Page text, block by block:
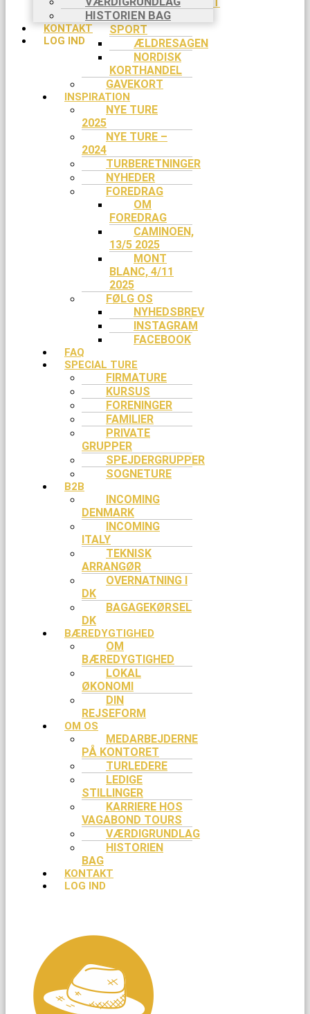
HISTORIEN BAG
KONTAKT
LOG IND
SPEJDER
SPORT
ÆLDRESAGEN
NORDISK
KORTHANDEL
GAVEKORT
INSPIRATION
NYE TURE
2025
NYE TURE –
2024
TURBERETNINGER
NYHEDER
FOREDRAG
OM
FOREDRAG
CAMINOEN,
13/5 2025
MONT
BLANC, 4/11
2025
FØLG OS
NYHEDSBREV
INSTAGRAM
FACEBOOK
FAQ
SPECIAL TURE
FIRMATURE
KURSUS
FORENINGER
FAMILIER
PRIVATE
GRUPPER
SPEJDERGRUPPER
SOGNETURE
B2B
INCOMING
DENMARK
INCOMING
ITALY
TEKNISK
ARRANGØR
OVERNATNING I
DK
BAGAGEKØRSEL
DK
BÆREDYGTIGHED
OM
BÆREDYGTIGHED
LOKAL
ØKONOMI
DIN
REJSEFORM
OM OS
MEDARBEJDERNE
PÅ KONTORET
TURLEDERE
LEDIGE
STILLINGER
KARRIERE HOS
VAGABOND TOURS
VÆRDIGRUNDLAG
HISTORIEN
BAG
KONTAKT
LOG IND